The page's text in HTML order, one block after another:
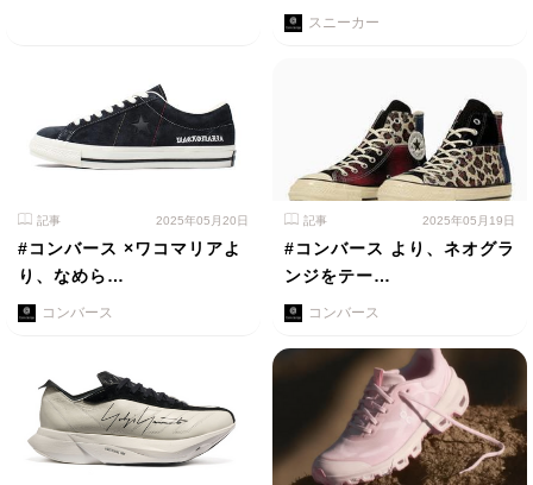
スニーカー
記事 2025年05月20日
#コンバース ×ワコマリアよ
り、なめら…
コンバース
記事 2025年05月19日
#コンバース より、ネオグラ
ンジをテー…
コンバース